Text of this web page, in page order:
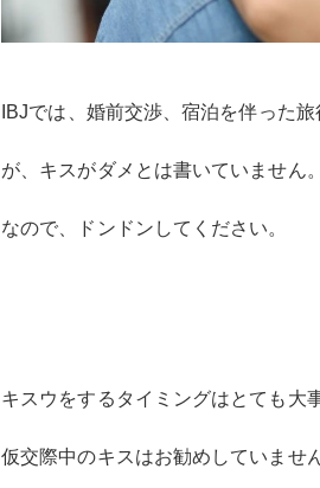
IBJでは、婚前交渉、宿泊を伴った
が、キスがダメとは書いていません。
なので、ドンドンしてください。
キスウをするタイミングはとても大
仮交際中のキスはお勧めしていませ